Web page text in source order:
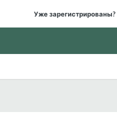
Уже зарегистрированы?